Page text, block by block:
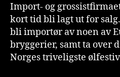
Import- og
kort tid bli lagt ut for
bli importør av noen av
bryggerier, samt ta over
Norges triveligste